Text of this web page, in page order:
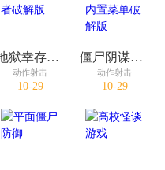
地狱幸存者破解版
动作射击
10-29
僵尸阴谋内置菜单破解版
动作射击
10-29